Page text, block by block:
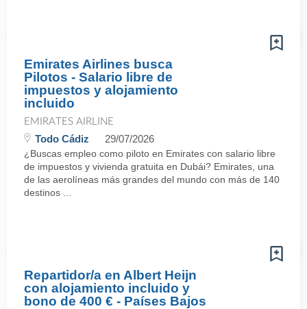
Emirates Airlines busca
Pilotos - Salario libre de
impuestos y alojamiento
incluido
EMIRATES AIRLINE
Todo Cádiz 29/07/2026
¿Buscas empleo como piloto en Emirates con salario libre
de impuestos y vivienda gratuita en Dubái? Emirates, una
de las aerolíneas más grandes del mundo con más de 140
destinos ...
Repartidor/a en Albert Heijn
con alojamiento incluido y
bono de 400 € - Países Bajos